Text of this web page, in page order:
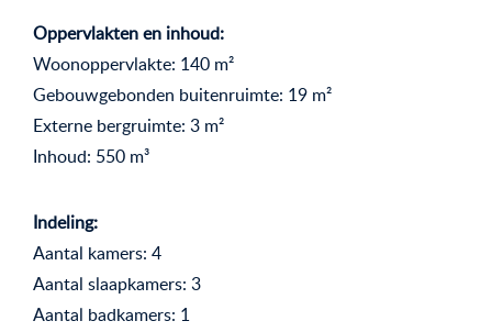
Oppervlakten en inhoud:
Woonoppervlakte: 140 m²
Gebouwgebonden buitenruimte: 19 m²
Externe bergruimte: 3 m²
Inhoud: 550 m³
Indeling:
Aantal kamers: 4
Aantal slaapkamers: 3
Aantal badkamers: 1